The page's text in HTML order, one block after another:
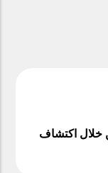
خلال اكتشاف